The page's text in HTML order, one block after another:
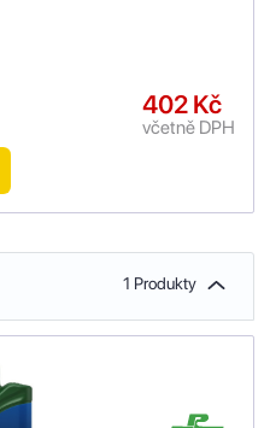
402 Kč
včetně DPH
1 Produkty